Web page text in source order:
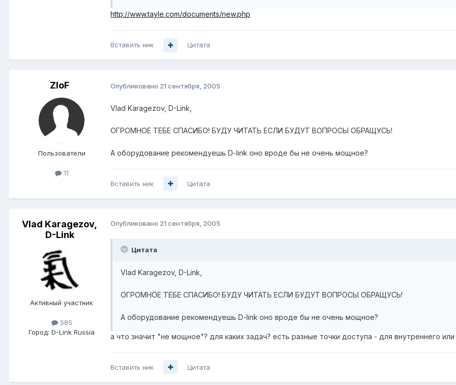
http://www.tayle.com/documents/new.php
Вставить ник Цитата
ZloF
Пользователи
11
Опубликовано 21 сентября, 2005
Vlad Karagezov, D-Link,
ОГРОМНОЕ ТЕБЕ СПАСИБО! БУДУ ЧИТАТЬ ЕСЛИ БУДУТ ВОПРОСЫ ОБРАЩУСЬ!
А оборудование рекомендуешь D-link оно вроде бы не очень мощное?
Вставить ник Цитата
Vlad Karagezov,
D-Link
Активный участник
585
Город: D-Link Russia
Опубликовано 21 сентября, 2005
Цитата
Vlad Karagezov, D-Link,
ОГРОМНОЕ ТЕБЕ СПАСИБО! БУДУ ЧИТАТЬ ЕСЛИ БУДУТ ВОПРОСЫ ОБРАЩУСЬ!
А оборудование рекомендуешь D-link оно вроде бы не очень мощное?
а что значит "не мощное"? для каких задач? есть разные точки доступа - для внутреннего
Вставить ник Цитата